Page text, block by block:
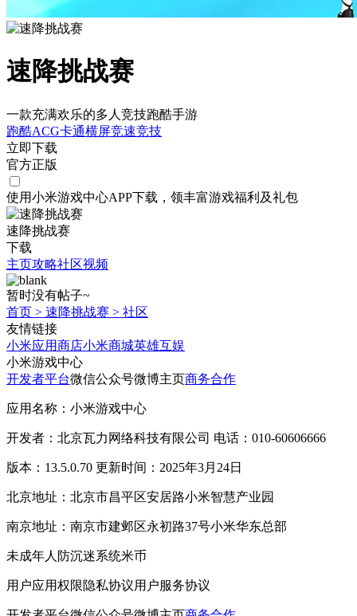
速降挑战赛
一款充满欢乐的多人竞技跑酷手游
跑酷ACG卡通横屏竞速竞技
立即下载
官方正版
使用小米游戏中心APP下载 ，领丰富游戏福利 及礼包
速降挑战赛
下载
主页攻略社区视频
暂时没有帖子~
首页 > 速降挑战赛 > 社区
友情链接
小米应用商店小米商城英雄互娱
小米游戏中心
开发者平台微信公众号微博主页商务合作
应用名称：小米游戏中心
开发者：北京瓦力网络科技有限公司 电话：010-60606666
版本：13.5.0.70 更新时间：2025年3月24日
北京地址：北京市昌平区安居路小米智慧产业园
南京地址：南京市建邺区永初路37号小米华东总部
未成年人防沉迷系统米币
用户应用权限隐私协议用户服务协议